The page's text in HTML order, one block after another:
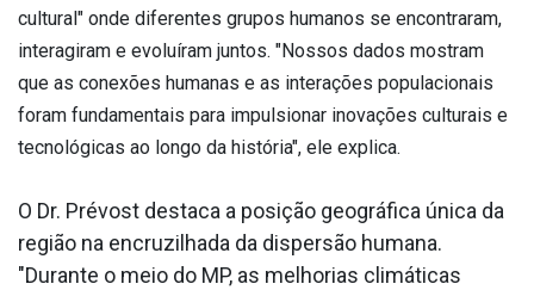
cultural" onde diferentes grupos humanos se encontraram,
interagiram e evoluíram juntos. "Nossos dados mostram
que as conexões humanas e as interações populacionais
foram fundamentais para impulsionar inovações culturais e
tecnológicas ao longo da história", ele explica.
O Dr. Prévost destaca a posição geográfica única da
região na encruzilhada da dispersão humana.
"Durante o meio do MP, as melhorias climáticas